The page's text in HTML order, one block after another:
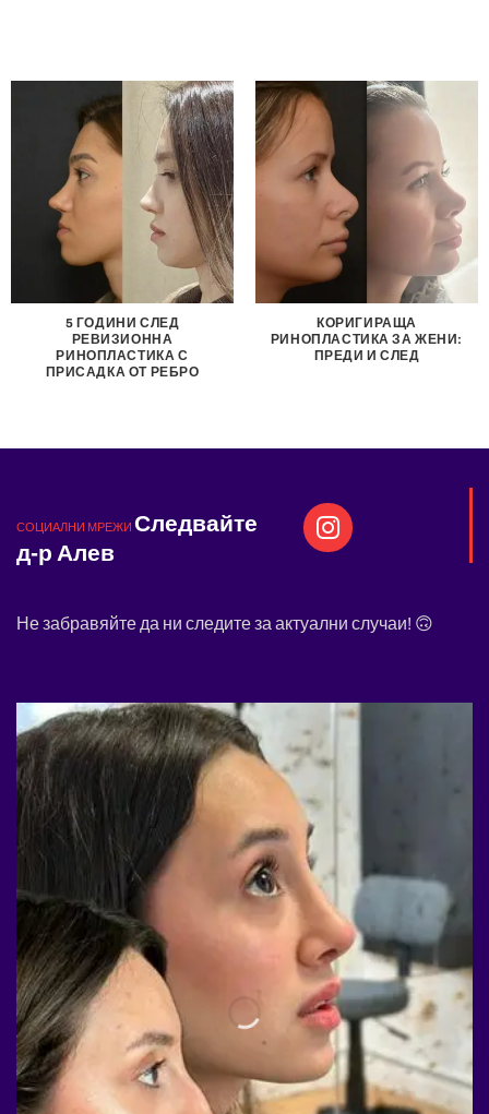
5 ГОДИНИ СЛЕД
РЕВИЗИОННА
РИНОПЛАСТИКА С
ПРИСАДКА ОТ РЕБРО
КОРИГИРАЩА
РИНОПЛАСТИКА ЗА ЖЕНИ:
ПРЕДИ И СЛЕД
СОЦИАЛНИ МРЕЖИ Следвайте
д-р Алев
Не забравяйте да ни следите за актуални случаи! 🙃